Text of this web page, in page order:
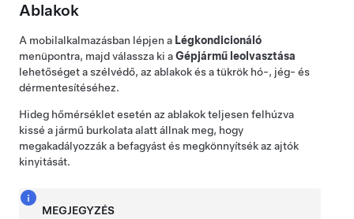
Ablakok
A mobilalkalmazásban lépjen a Légkondicionáló
menüpontra, majd válassza ki aGépjármű leolvasztása
lehetőséget a szélvédő, az ablakok és a tükrök hó-, jég- és
dérmentesítéséhez.
Hideg hőmérséklet esetén az ablakok teljesen felhúzva
kissé a jármű burkolata alatt állnak meg, hogy
megakadályozzák a befagyást és megkönnyítsék az ajtók
kinyitását.
MEGJEGYZÉS